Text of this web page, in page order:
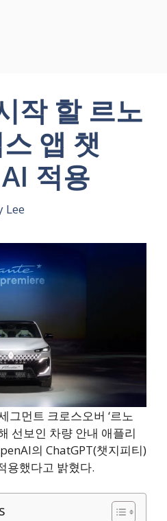
작 할 르노
앱 챗
적용
Lee
그먼트 크로스오버 ‘르노
선보인 차량 안내 애플리
의 ChatGPT(챗지피티)
용했다고 밝혔다.